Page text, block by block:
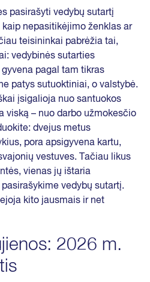
pasirašyti vedybų sutartį
nepasitikėjimo ženklas ar
teisininkai pabrėžia tai,
vedybinės sutarties
pagal tam tikras
patys sutuoktiniai, o valstybė.
įsigalioja nuo santuokos
viską – nuo darbo užmokesčio
dvejus metus
pora apsigyvena kartu,
vestuves. Tačiau likus
vienas jų ištaria
vedybų sutartį.
kito jausmais ir net
2026 m.